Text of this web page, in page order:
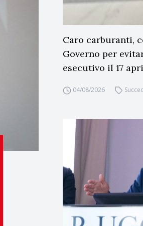
Caro carburanti,
Governo per
esecutivo il 17
04/08/2026